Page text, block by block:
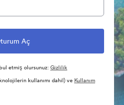
etmiş olursunuz:Gizlilik
kullanımı dahil) ve Kullanım